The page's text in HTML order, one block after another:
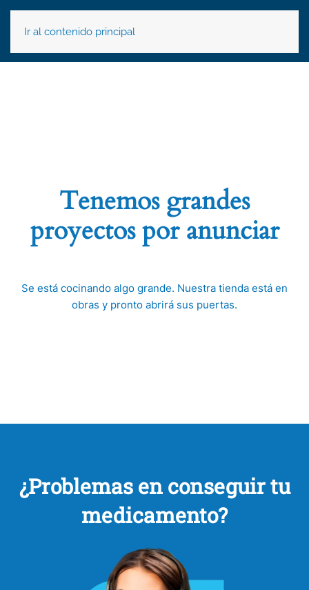
Ir al contenido principal
Tenemos grandes
proyectos por anunciar
Se está cocinando algo grande. Nuestra tienda está en
obras y pronto abrirá sus puertas.
¿Problemas en conseguir tu
medicamento?